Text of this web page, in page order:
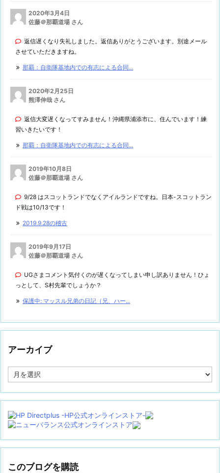
2020年3月4日
佐藤＠那覇道場 さん
返信遅くなり失礼しました。返信ありがとうございます。別途メール
させていただきますね。
那覇：自衛隊基地内での有志による合同...
2020年2月25日
熊澤伸哉 さん
返信大変遅くなってすみません！沖縄県浦添市に、住んでいます！練
習いきたいです！
那覇：自衛隊基地内での有志による合同...
2019年10月8日
佐藤＠那覇道場 さん
9/28 はスコットランドでなくアイルランドですね。日本-スコットラン
ド戦は10/13です！
2019.9.28の稽古
2019年9月17日
佐藤＠那覇道場 さん
UGさまコメント気付くのが遅くなってしまい申し訳ありません！ひょ
っとして、S村先輩でしょうか？
保護中: マッスル兄弟の日記（兄、ハー...
アーカイブ
ー
イ
このブログを購読